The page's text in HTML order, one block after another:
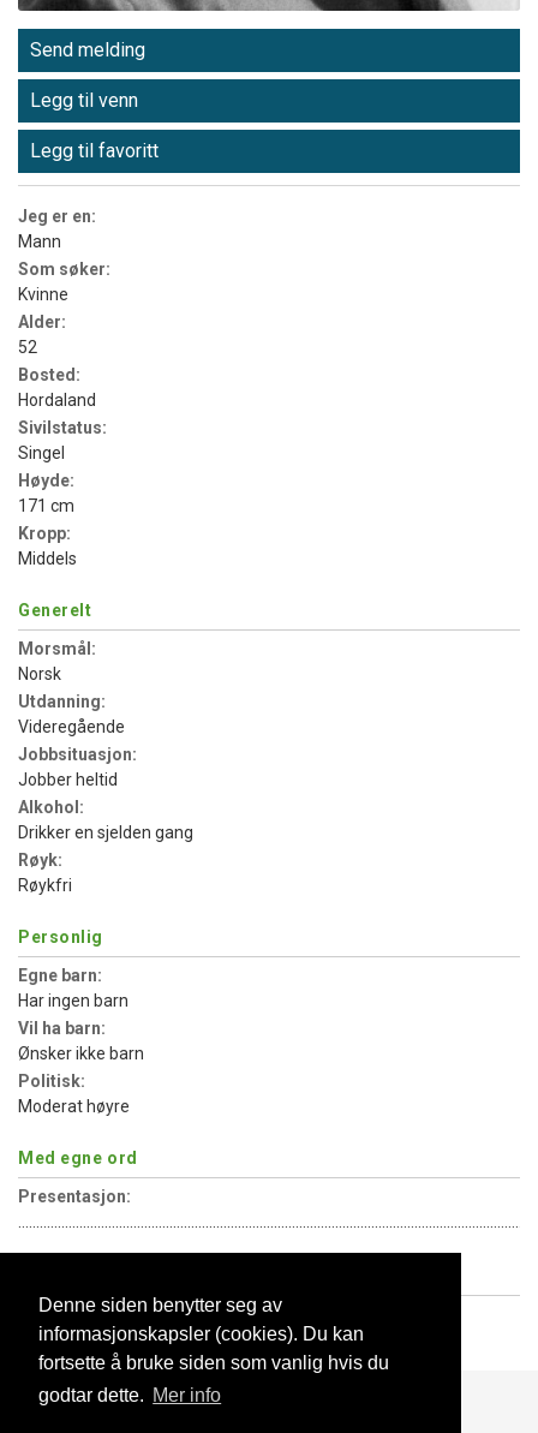
Denne siden benytter seg av
informasjonskapsler (cookies). Du kan
fortsette å bruke siden som vanlig hvis du
godtar dette. Mer info
Send melding
Legg til venn
Legg til favoritt
Jeg er en:
Mann
Som søker:
Kvinne
Alder:
52
Bosted:
Hordaland
Sivilstatus:
Singel
Høyde:
171 cm
Kropp:
Middels
Generelt
Morsmål:
Norsk
Utdanning:
Videregående
Jobbsituasjon:
Jobber heltid
Alkohol:
Drikker en sjelden gang
Røyk:
Røykfri
Personlig
Egne barn:
Har ingen barn
Vil ha barn:
Ønsker ikke barn
Politisk:
Moderat høyre
Med egne ord
Presentasjon:
Type relasjon:
Flørt som kan utvikle seg
Blogg Support Kontakt oss